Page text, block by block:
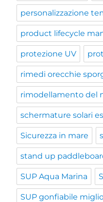
personalizzazione
product lifecycle
protezione UV
rimedi orecchie
rimodellamento del
schermature solari
Sicurezza in mare
stand up
SUP Aqua Marina
SUP gonfiabile